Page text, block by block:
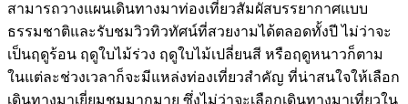
สามารถวางแผนเดินทางมาท่องเที่ยวสัมผัสบรรยากาศแบบ
ธรรมชาติและรับชมวิวทิวทัศน์ที่สวยงามได้ตลอดทั้งปี ไม่ว่าจะ
เป็นฤดูร้อน ฤดูใบไม้ร่วง ฤดูใบไม้เปลี่ยนสี หรือฤดูหนาวก็ตาม
ในแต่ละช่วงเวลาก็จะมีแหล่งท่องเที่ยวสำคัญ ที่น่าสนใจให้เลือก
เดินทางมาเยี่ยมชมมากมาย ซึ่งไม่ว่าจะเลือกเดินทางมาเที่ยวใน